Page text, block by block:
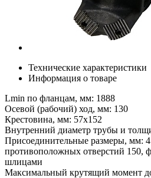
Технические характеристики
Информация о товаре
Lmin по фланцам, мм: 1888
Осевой (рабочий) ход, мм: 130
Крестовина, мм: 57х152
Внутренний диаметр трубы и
Присоединительные размеры, мм:
противоположных отверстий 150,
шлицами
Максимальный крутящий момент